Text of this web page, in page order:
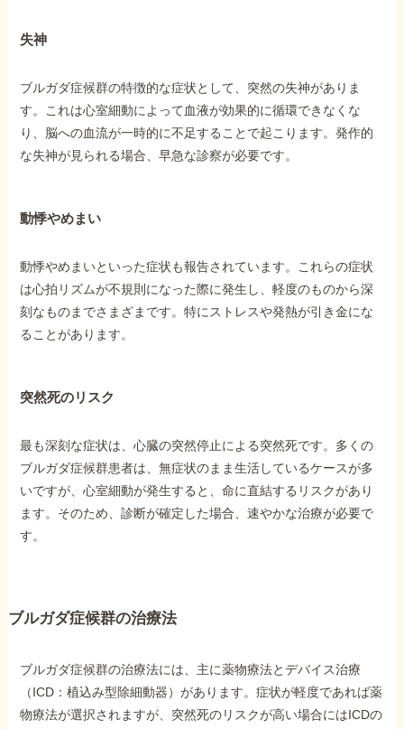
失神
ブルガダ症候群の特徴的な症状として、突然の失神がありま
す。これは心室細動によって血液が効果的に循環できなくな
り、脳への血流が一時的に不足することで起こります。発作的
な失神が見られる場合、早急な診察が必要です。
動悸やめまい
動悸やめまいといった症状も報告されています。これらの症状
は心拍リズムが不規則になった際に発生し、軽度のものから深
刻なものまでさまざまです。特にストレスや発熱が引き金にな
ることがあります。
突然死のリスク
最も深刻な症状は、心臓の突然停止による突然死です。多くの
ブルガダ症候群患者は、無症状のまま生活しているケースが多
いですが、心室細動が発生すると、命に直結するリスクがあり
ます。そのため、診断が確定した場合、速やかな治療が必要で
す。
ブルガダ症候群の治療法
ブルガダ症候群の治療法には、主に薬物療法とデバイス治療
（ICD：植込み型除細動器）があります。症状が軽度であれば薬
物療法が選択されますが、突然死のリスクが高い場合にはICDの